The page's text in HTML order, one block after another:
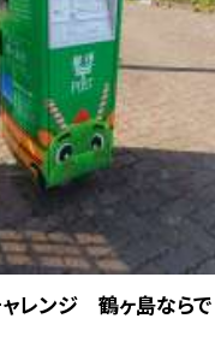
レンジ 鶴ヶ島ならで